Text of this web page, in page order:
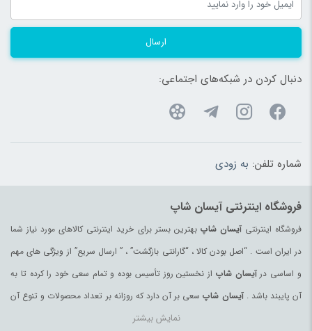
ارسال
دنبال کردن در شبکه‌های اجتماعی:
شماره تلفن: به زودی
فروشگاه اینترنتی آیسان شاپ
فروشگاه اینترنتیآیسان شاپبهترین بستر برای خرید اینترنتی کالاهای مورد نیاز شما
در ایران است . “اصل بودن کالا ، “گارانتی بازگشت” ، ” ارسال سریع” از ویژگی های مهم
و اساسی درآیسان شاپ از نخستین روز تأسیس بوده و تمام سعی خود را کرده تا به
آن پایبند باشد .آیسان شاپ سعی بر آن دارد که روزانه بر تعداد محصولات و تنوع آن
بیفزاید تا بتواند نیاز همه ی افراد با هر نوع سلیقه را در خرید محصولات اینترنتی مرتفع
نمایش بیشتر